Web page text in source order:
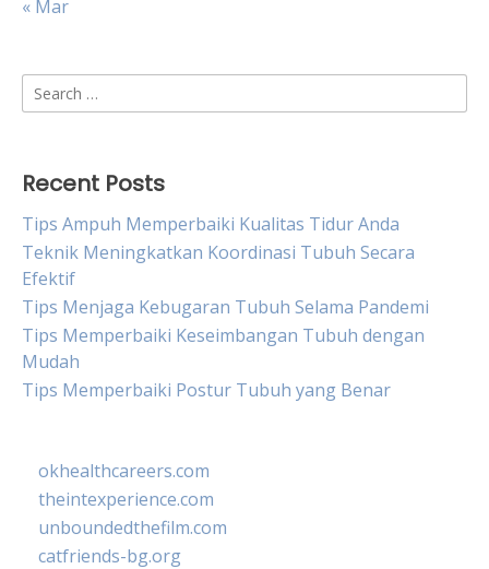
« Mar
Search
for:
Recent Posts
Tips Ampuh Memperbaiki Kualitas Tidur Anda
Teknik Meningkatkan Koordinasi Tubuh Secara
Efektif
Tips Menjaga Kebugaran Tubuh Selama Pandemi
Tips Memperbaiki Keseimbangan Tubuh dengan
Mudah
Tips Memperbaiki Postur Tubuh yang Benar
okhealthcareers.com
theintexperience.com
unboundedthefilm.com
catfriends-bg.org